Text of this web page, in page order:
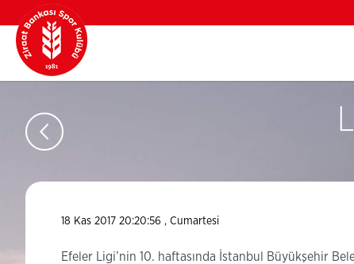
18 Kas 2017 20:20:56 , Cumartesi
Efeler Ligi’nin 10. haftasında İstanbul Büyükşehir